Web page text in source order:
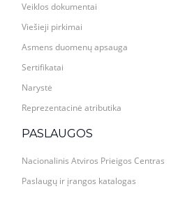
Veiklos dokumentai
Viešieji pirkimai
Asmens duomenų apsauga
Sertifikatai
Narystė
Reprezentacinė atributika
PASLAUGOS
Nacionalinis Atviros Prieigos Centras
Paslaugų ir įrangos katalogas